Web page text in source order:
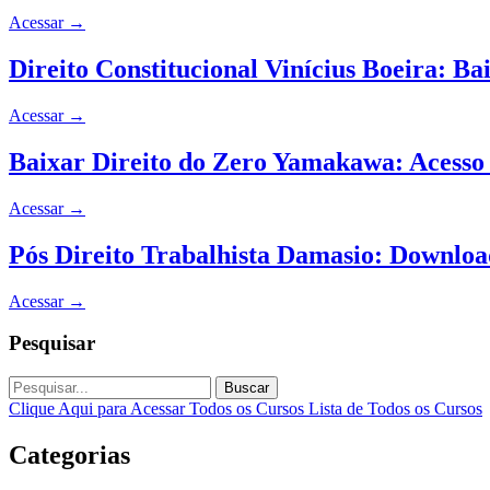
Acessar →
Direito Constitucional Vinícius Boeira:
Acessar →
Baixar Direito do Zero Yamakawa:
Acessar →
Pós Direito Trabalhista Damasio:
Acessar →
Pesquisar
Buscar
Clique Aqui para Acessar Todos os Cursos Lista de Todos os Cursos
Categorias